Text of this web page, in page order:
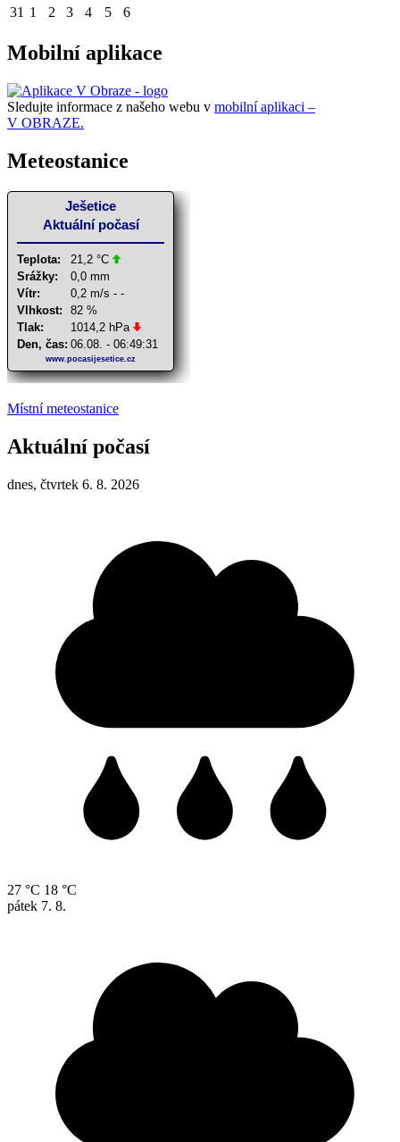
31 1 2 3 4 5 6
Mobilní aplikace
Sledujte informace z našeho webu v mobilní aplikaci –
V OBRAZE.
Meteostanice
Místní meteostanice
Aktuální počasí
dnes, čtvrtek 6. 8. 2026
27 °C 18 °C
pátek 7. 8.